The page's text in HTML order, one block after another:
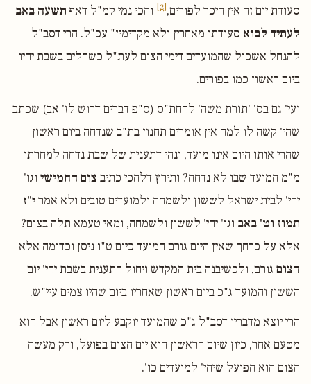
סעודת יום זה אין היכר לפורים,[2] והכי נמי קמ"ל דאף תשעה באב
לעתיד לבוא סעודתו מאחרין ולא מקדימין" עכ"ל. הרי דסב"ל
להנחל אשכול שהמועדים דימי הצום לעת"ל כשחלים בשבת יהיו
ביום ראשון כמו בפורים.
ועי' גם בס' 'תורת משה' להחת"ס (ס"פ דברים דרוש לז' אב) שכתב
שהי' קשה לו למה אין אומרים תחנון בת"ב שנדחה ביום ראשון
שהרי אותו היום אינו מועד, ונהי דתענית של שבת נדחה למחרתו
מ"מ המועד שבו לא נדחה? ותירץ דלהכי כתיב צום החמישי וגו'
יהי' לבית ישראל לששון ולשמחה ולמועדים טובים ולא אמרי"ז
תמוז וט' באב וגו' יהי' לששון ולשמחה, ומאי טעמא תלה בצום?
אלא על כרחך שאין היום גורם המועד כיום ט"ו ניסן וכדומה אלא
הצום גורם, ולכשיבנה בית המקדש ויחול התענית בשבת יהי' יום
הששון והמועד ג"כ ביום ראשון שאחריו ביום שהיו צמים עיי"ש.
הרי יוצא מדבריו דסב"ל ג"כ שהמועד יוקבע ליום ראשון אבל הוא
מטעם אחר, כיון שיום הראשון הוא יום הצום בפועל, ורק מעשה
הצום הוא הפועל שיהי' למועדים כו'.